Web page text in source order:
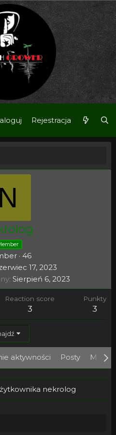
Rejestracja
N
· 46
17, 2023
Sierpień 6, 2023
Reaction score
3
Punkty
3
aktywności Posty Media
nekrolog